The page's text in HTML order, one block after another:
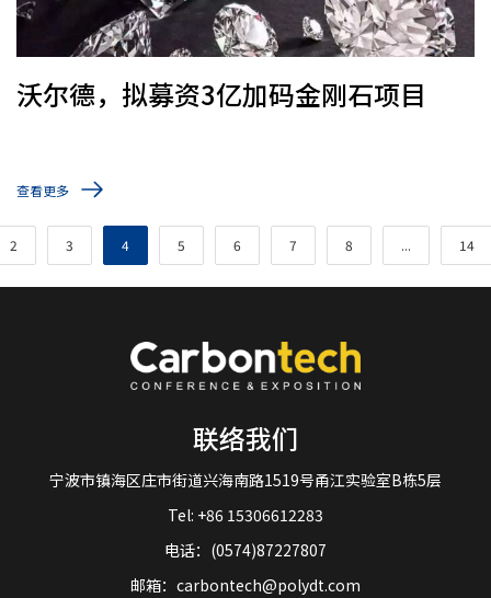
沃尔德，拟募资3亿加码金刚石项目
查看更多
2 3 4 5 6 7 8 ... 14
联络我们
宁波市镇海区庄市街道兴海南路1519号甬江实验室B栋5层
Tel: +86 15306612283
电话：(0574)87227807
邮箱：carbontech@polydt.com